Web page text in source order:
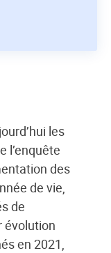
les
l’enquête
des
de vie,
de
évolution
en 2021,